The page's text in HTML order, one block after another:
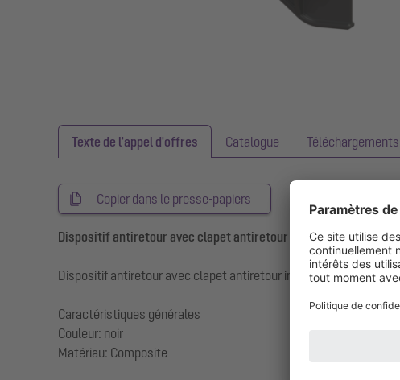
Texte de l'appel d'offres Catalogue Téléchargements
Copier dans le presse-papiers
Dispositif antiretour avec clapet antiretour
Dispositif antiretour avec clapet antiretour intégré
Caractéristiques générales
Couleur: noir
Matériau: Composite